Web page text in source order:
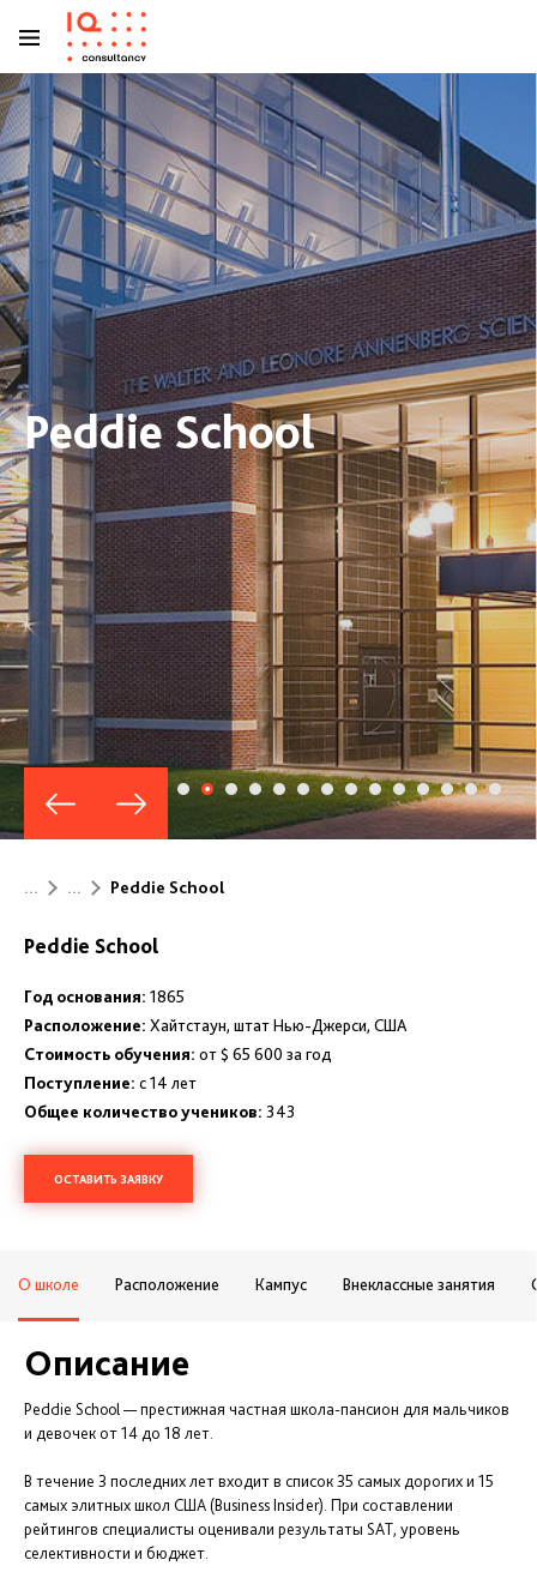
Peddie School
... ... Peddie School
Peddie School
Год основания: 1865
Расположение: Хайтстаун, штат Нью-Джерси, США
Стоимость обучения: от $ 65 600 за год
Поступление: с 14 лет
Общее количество учеников: 343
ОСТАВИТЬ ЗАЯВКУ
О школе Расположение Кампус Внеклассные занятия
Описание
Peddie School — престижная частная школа-пансион для мальчиков
и девочек от 14 до 18 лет.
В течение 3 последних лет входит в список 35 самых дорогих и 15
самых элитных школ США (Business Insider). При составлении
рейтингов специалисты оценивали результаты SAT, уровень
селективности и бюджет.